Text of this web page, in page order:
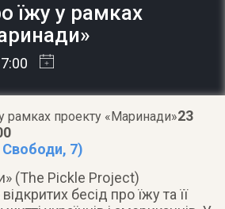
їжу у рамках
23
Свободи, 7)
(The Pickle Project)
бесід про їжу та її